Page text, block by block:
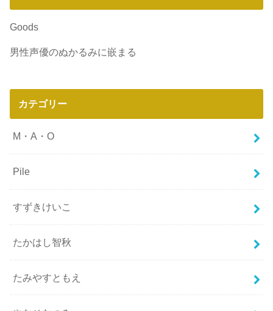
Goods
男性声優のぬかるみに嵌まる
カテゴリー
M・A・O
Pile
すずきけいこ
たかはし智秋
たみやすともえ